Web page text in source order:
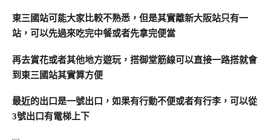
東三國站可能大家比較不熟悉，但是其實離新大阪站只有一
站，可以先過來吃完中餐或者先拿完便當
再去賞花或者其他地方遊玩，搭御堂筋線可以直接一路搭就會
到東三國站其實算方便
最近的出口是一號出口，如果有行動不便或者有行李，可以從
3號出口有電梯上下